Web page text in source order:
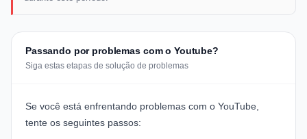
Passando por problemas com o Youtube?
Siga estas etapas de solução de problemas
Se você está enfrentando problemas com o YouTube,
tente os seguintes passos: